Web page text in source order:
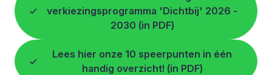
verkiezingsprogramma 'Dichtbij' 2026 -
2030 (in PDF)
Lees hier onze 10 speerpunten in één
handig overzicht! (in PDF)